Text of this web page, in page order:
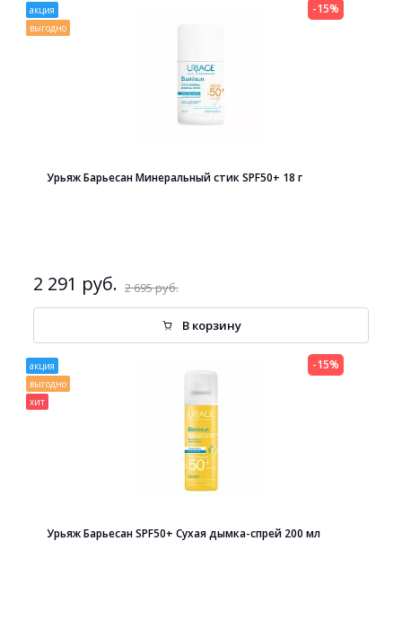
акция
выгодно
Урьяж Барьесан Минеральный стик SPF50+ 18 г
2 291 руб. 2 695 руб.
-15%
В корзину
акция
выгодно
хит
Урьяж Барьесан SPF50+ Сухая дымка-спрей 200 мл
-15%